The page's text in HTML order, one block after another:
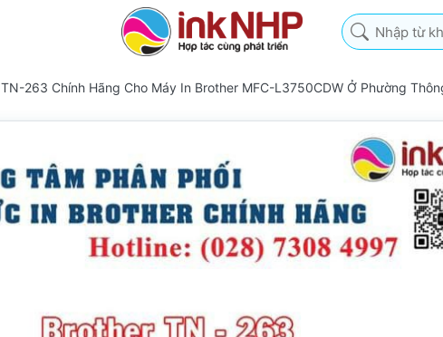
Nhập từ khóa
263 Chính Hãng Cho Máy In Brother MFC-L3750CDW Ở Phường